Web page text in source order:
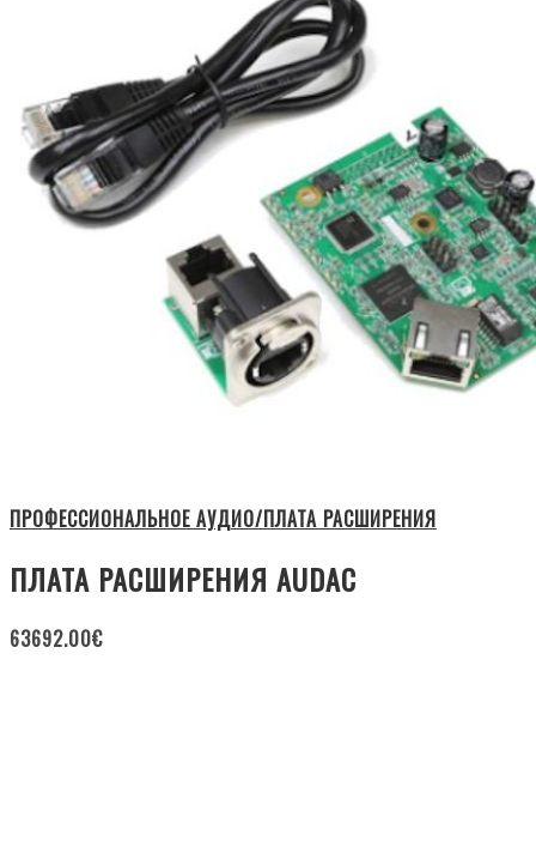
ПРОФЕССИОНАЛЬНОЕ АУДИО/ПЛАТА РАСШИРЕНИЯ
ПЛАТА РАСШИРЕНИЯ AUDAC
63692.00€